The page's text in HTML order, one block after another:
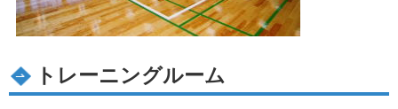
トレーニングルーム